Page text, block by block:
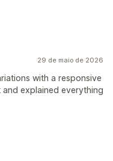
29 de maio de 2026
with a responsive
explained everything